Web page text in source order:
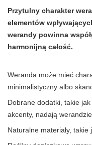
Przytulny charakter
elementów
werandy powinna
harmonijną całość.
Weranda może mieć
minimalistyczny albo
Dobrane dodatki, takie
akcenty, nadają
Naturalne materiały,